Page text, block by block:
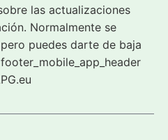
las actualizaciones
Normalmente se
puedes darte de baja